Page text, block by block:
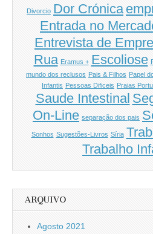
Divorcio Dor Crónica
Entrada no
Entrevista de
Rua Eramus + Escoliose
mundo dos reclusos Pais & Filhos Papel
Infantis Pessoas Dificeis Praias
Saude Intestinal
On-Line separação dos pais
Sonhos Sugestões-Livros Síria
Trabalho
ARQUIVO
Agosto 2021